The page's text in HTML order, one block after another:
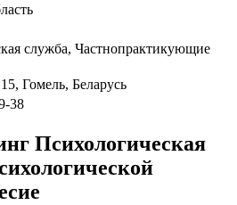
служба, Частнопрактикующие
Гомель, Беларусь
38
Психологическая